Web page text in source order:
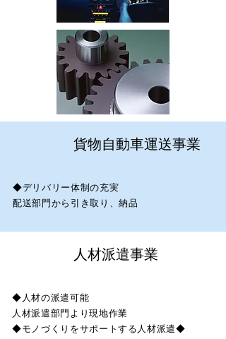
貨物自動車運送事業
◆デリバリー体制の充実
配送部門から引き取り、納品
人材派遣事業
◆人材の派遣可能
人材派遣部門より現地作業
◆モノづくりをサポートする人材派遣◆